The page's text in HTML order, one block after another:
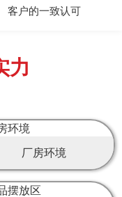
客户的一致认可
力
厂房环境